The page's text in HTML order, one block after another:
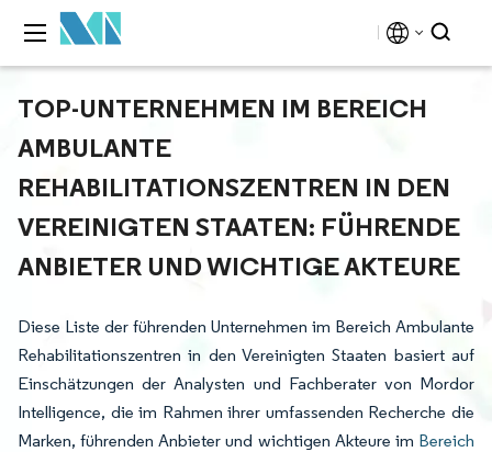
TOP-UNTERNEHMEN IM BEREICH
AMBULANTE
REHABILITATIONSZENTREN IN DEN
VEREINIGTEN STAATEN: FÜHRENDE
ANBIETER UND WICHTIGE AKTEURE
Diese Liste der führenden Unternehmen im Bereich Ambulante
Rehabilitationszentren in den Vereinigten Staaten basiert auf
Einschätzungen der Analysten und Fachberater von Mordor
Intelligence, die im Rahmen ihrer umfassenden Recherche die
Marken, führenden Anbieter und wichtigen Akteure im Bereich